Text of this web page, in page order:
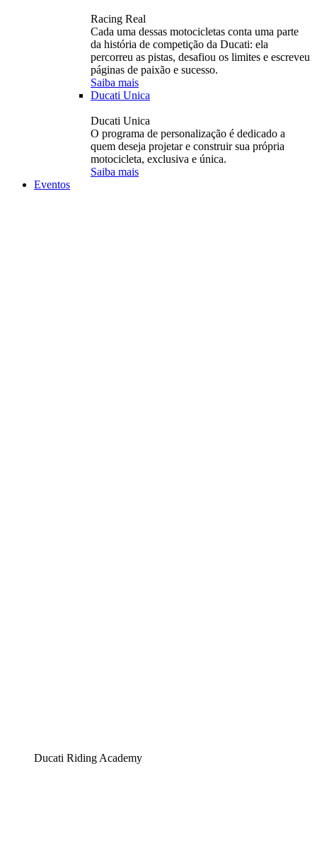
Racing Real
Cada uma dessas motocicletas conta uma parte
da história de competição da Ducati: ela
percorreu as pistas, desafiou os limites e escreveu
páginas de paixão e sucesso.
Saiba mais
Ducati Unica
Ducati Unica
O programa de personalização é dedicado a
quem deseja projetar e construir sua própria
motocicleta, exclusiva e única.
Saiba mais
Eventos
Ducati Riding Academy